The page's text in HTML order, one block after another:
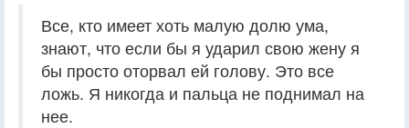
Все, кто имеет хоть малую долю ума,
знают, что если бы я ударил свою жену я
бы просто оторвал ей голову. Это все
ложь. Я никогда и пальца не поднимал на
нее.